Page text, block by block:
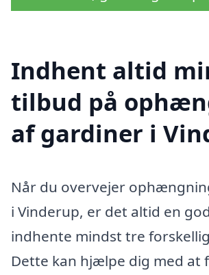
Indhent altid
tilbud på
af gardiner i
Når du overvejer
i Vinderup, er det altid en
indhente mindst tre
Dette kan hjælpe dig med at